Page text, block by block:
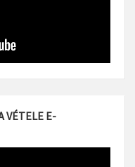
VÉTELE E-